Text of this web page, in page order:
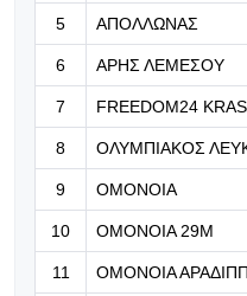
μπάλα
Θεού»!
Η
5 ΑΠΟΛΛΩΝΑΣ
6 ΑΡΗΣ ΛΕΜΕΣΟΥ
7 FREEDOM24
8 ΟΛΥΜΠΙΑΚΟΣ
9 ΟΜΟΝΟΙΑ
10 ΟΜΟΝΟΙΑ 29Μ
11 ΟΜΟΝΟΙΑ